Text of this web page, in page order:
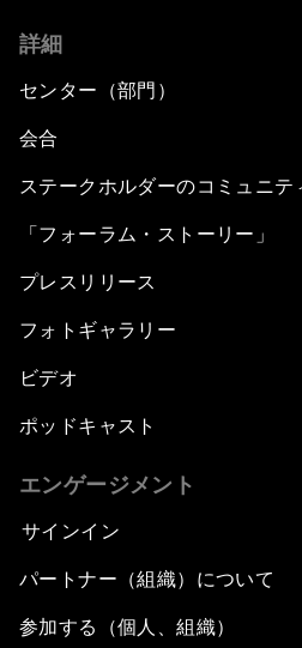
詳細
センター（部門）
会合
ステークホルダーのコミュニテ
「フォーラム・ストーリー」
プレスリリース
フォトギャラリー
ビデオ
ポッドキャスト
エンゲージメント
サインイン
パートナー（組織）について
参加する（個人、組織）